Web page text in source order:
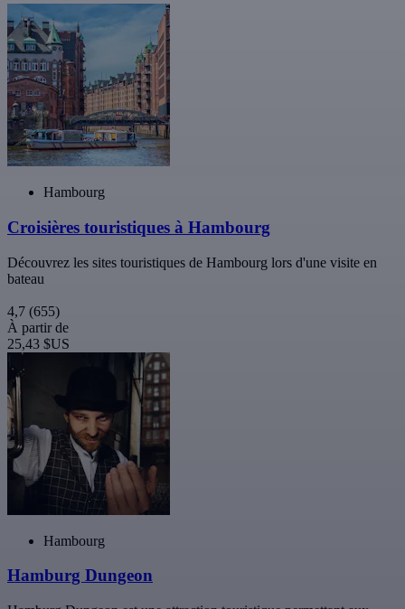
Hambourg
Croisières touristiques à Hambourg
Découvrez les sites touristiques de Hambourg lors d'une visite en
bateau
4,7 (655)
À partir de
25,43 $US
Hambourg
Hamburg Dungeon